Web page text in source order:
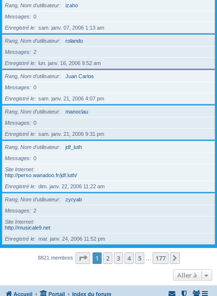
Rang, Nom d’utilisateur
izaho
Messages
0
Enregistré le
sam. janv. 07, 2006 1:13 am
Rang, Nom d’utilisateur
rolando
Messages
2
Enregistré le
lun. janv. 16, 2006 9:52 am
Rang, Nom d’utilisateur
Juan Carlos
Messages
0
Enregistré le
sam. janv. 21, 2006 4:07 pm
Rang, Nom d’utilisateur
manoclau
Messages
0
Enregistré le
sam. janv. 21, 2006 9:31 pm
Rang, Nom d’utilisateur
jdf_luth
Messages
0
Site Internet
http://perso.wanadoo.fr/jdf.luth/
Enregistré le
dim. janv. 22, 2006 11:22 am
Rang, Nom d’utilisateur
zyryab
Messages
2
Site Internet
http://musicale9.net
Enregistré le
mar. janv. 24, 2006 11:52 pm
8821 membres Page 1sur177
1 2 3 4 5 177
Aller à
Accueil Portail Index du forum